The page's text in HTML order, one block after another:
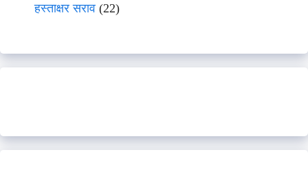
हस्ताक्षर सराव (22)